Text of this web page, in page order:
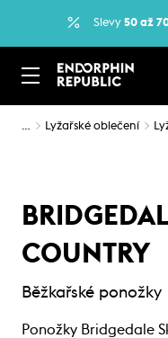
Slevy 50 až
… Lyžařské oblečení
COUNTRY
Běžkařské ponožky
Ponožky Bridgedale